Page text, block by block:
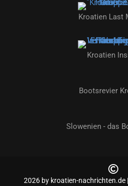
Kroatien Last
Kroatien
Bootsrevier
Slowenien - das
2026 by kroatien-nachrichten.de